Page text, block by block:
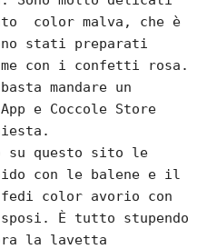
color malva, che è
stati preparati
me con i confetti rosa.
mandare un
e Coccole Store
su questo sito le
con le balene e il
color avorio con
È tutto stupendo
la lavetta